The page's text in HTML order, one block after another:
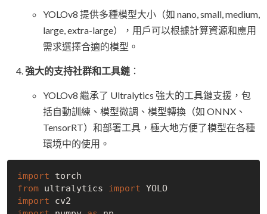
YOLOv8 提供多種模型大小（如 nano, small, medium,
large, extra-large），用戶可以根據計算資源和應用
需求選擇合適的模型。
強大的支持社群和工具鏈 ：
YOLOv8 繼承了 Ultralytics 強大的工具鏈支援，包
括自動訓練、模型微調、模型轉換（如 ONNX、
TensorRT）和部署工具，極大地方便了模型在各種
環境中的使用。
import
from ultralytics import
YOLO
import